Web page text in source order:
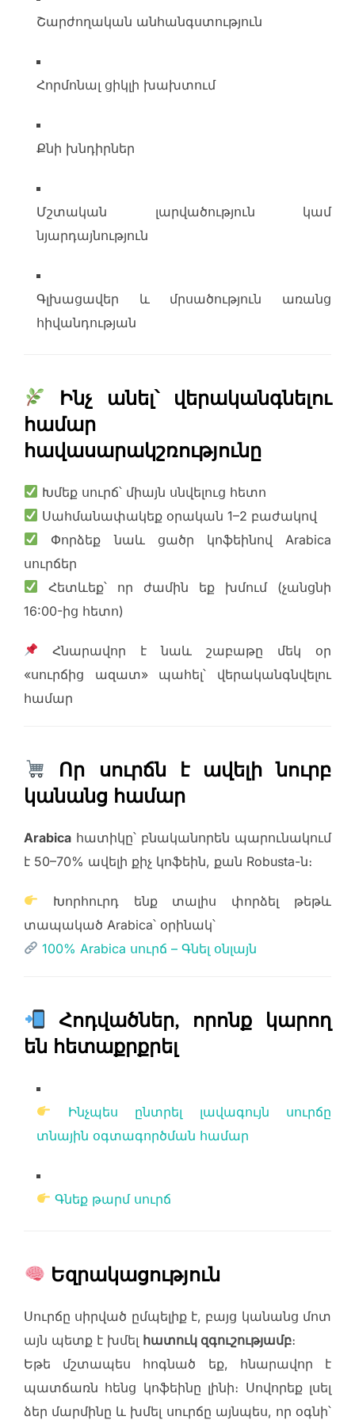
Շարժողական անհանգստություն
Հորմոնալ ցիկլի խախտում
Քնի խնդիրներ
Մշտական լարվածություն կամ
նյարդայնություն
Գլխացավեր և մրսածություն առանց
հիվանդության
Ինչ անել՝ վերականգնելու
համար
հավասարակշռությունը
Խմեք սուրճ՝ միայն սնվելուց հետո
Սահմանափակեք օրական 1–2 բաժակով
Փորձեք նաև ցածր կոֆեինով Arabica
սուրճեր
Հետևեք՝ որ ժամին եք խմում (չանցնի
16:00-ից հետո)
Հնարավոր է նաև շաբաթը մեկ օր
«սուրճից ազատ» պահել՝ վերականգնվելու
համար
Որ սուրճն է ավելի նուրբ
կանանց համար
Arabica հատիկը՝ բնականորեն պարունակում
է 50–70% ավելի քիչ կոֆեին, քան Robusta-ն։
Խորհուրդ ենք տալիս փորձել թեթև
տապակած Arabica՝ օրինակ՝
100% Arabica սուրճ – Գնել օնլայն
Հոդվածներ, որոնք կարող
են հետաքրքրել
Ինչպես ընտրել լավագույն սուրճը
տնային օգտագործման համար
Գնեք թարմ սուրճ
Եզրակացություն
Սուրճը սիրված ըմպելիք է, բայց կանանց մոտ
այն պետք է խմել հատուկ զգուշությամբ։
Եթե մշտապես հոգնած եք, հնարավոր է
պատճառն հենց կոֆեինը լինի։ Սովորեք լսել
ձեր մարմինը և խմել սուրճը այնպես, որ օգնի՝